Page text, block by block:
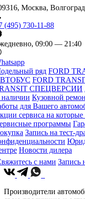
Москва,
(495) 730-11-88
09:00 — 21:40
ряд FORD
FORD
СПЕЦВЕРСИИ
Кузовной
для Вашего
сервиса на
программы
Запись на тест-
Новости дилера
с нами Запись
Производители